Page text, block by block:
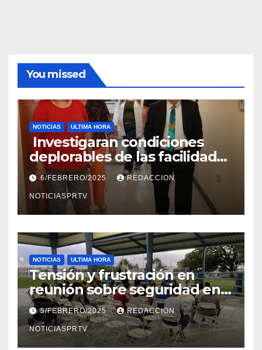
You missed
NOTICIAS ULTIMA HORA
Investigaran condiciones
deplorables de las facilidades
el Departamento de la Salud
en Mayagüez
6/FEBRERO/2025 REDACCION
NOTICIASPRTV
NOTICIAS ULTIMA HORA
Tensión y frustración en
reunión sobre seguridad en
Reparto Metropolitano
5/FEBRERO/2025 REDACCION
NOTICIASPRTV